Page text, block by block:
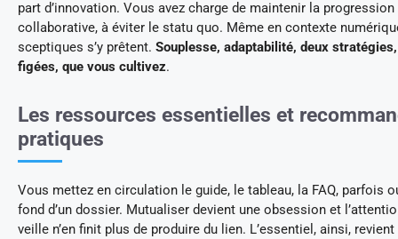
part d’innovation. Vous avez charge de maintenir la progression
collaborative, à éviter le statu quo. Même en contexte
sceptiques s’y prêtent. Souplesse, adaptabilité, deux
figées, que vous cultivez.
Les ressources essentielles et
pratiques
Vous mettez en circulation le guide, le tableau, la FAQ, parfois
fond d’un dossier. Mutualiser devient une obsession et
veille n’en finit plus de produire du lien. L’essentiel, ainsi,